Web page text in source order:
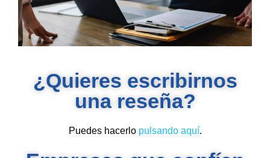
¿Quieres escribirnos
una reseña?
Puedes hacerlo pulsando aquí.